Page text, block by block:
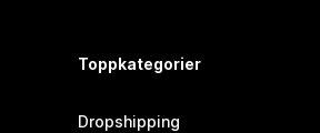
Toppkategorier
Dropshipping